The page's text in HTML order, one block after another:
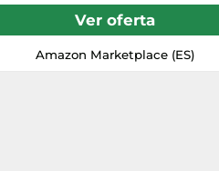
Ver oferta
Amazon Marketplace (ES)